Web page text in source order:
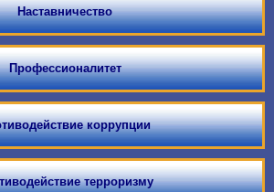
Наставничество
Профессионалитет
коррупции
терроризму